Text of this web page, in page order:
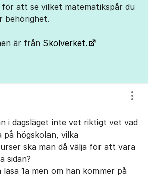
för att se vilket matematikspår du
behörighet.
är från Skolverket.
i dagsläget inte vet riktigt vet vad
på högskolan, vilka
ska man då välja för att vara
sidan?
läsa 1a men om han kommer på